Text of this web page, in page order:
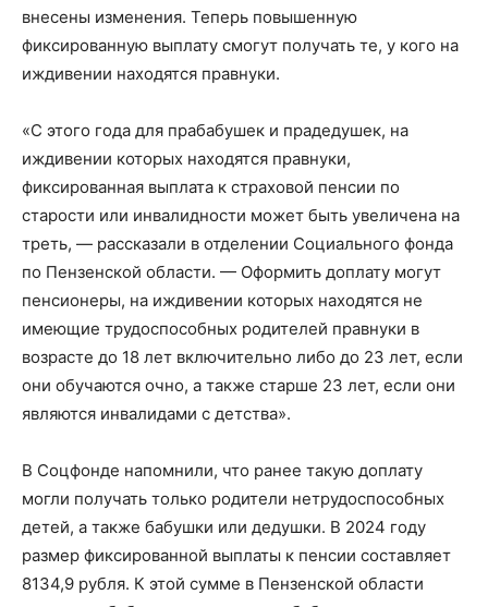
внесены изменения. Теперь повышенную
фиксированную выплату смогут получать те, у кого на
иждивении находятся правнуки.
«С этого года для прабабушек и прадедушек, на
иждивении которых находятся правнуки,
фиксированная выплата к страховой пенсии по
старости или инвалидности может быть увеличена на
треть, — рассказали в отделении Социального фонда
по Пензенской области. — Оформить доплату могут
пенсионеры, на иждивении которых находятся не
имеющие трудоспособных родителей правнуки в
возрасте до 18 лет включительно либо до 23 лет, если
они обучаются очно, а также старше 23 лет, если они
являются инвалидами с детства».
В Соцфонде напомнили, что ранее такую доплату
могли получать только родители нетрудоспособных
детей, а также бабушки или дедушки. В 2024 году
размер фиксированной выплаты к пенсии составляет
8134,9 рубля. К этой сумме в Пензенской области